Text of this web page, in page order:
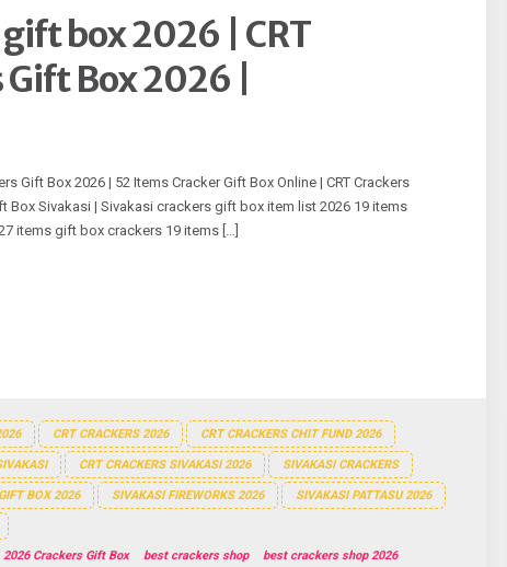
box 2026 | CRT
Box 2026 |
Gift Box 2026 | 52 Items Cracker Gift Box Online | CRT Crackers
Box Sivakasi | Sivakasi crackers gift box item list 2026 19 items
items gift box crackers 19 items […]
CRT CRACKERS 2026 CRT CRACKERS CHIT FUND 2026
CRT CRACKERS SIVAKASI 2026 SIVAKASI CRACKERS
BOX 2026 SIVAKASI FIREWORKS 2026 SIVAKASI PATTASU 2026
2026 Crackers Gift Box best crackers shop
best crackers shop 2026